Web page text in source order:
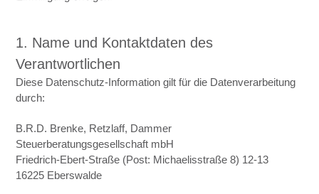
1. Name und Kontaktdaten des
Verantwortlichen
Diese Datenschutz-Information gilt für die Datenverarbeitung
durch:
B.R.D. Brenke, Retzlaff, Dammer
Steuerberatungsgesellschaft mbH
Friedrich-Ebert-Straße (Post: Michaelisstraße 8) 12-13
16225 Eberswalde